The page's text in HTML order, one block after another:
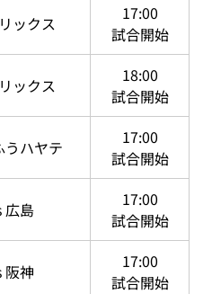
ックス
17:00
試合開始
ックス
18:00
試合開始
うハヤテ
17:00
試合開始
広島
17:00
試合開始
阪神
17:00
試合開始